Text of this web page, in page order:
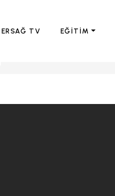
ERSAĞ TV EĞİTİM